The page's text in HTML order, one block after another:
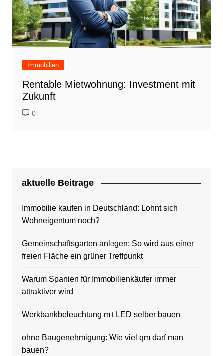
Immobilien
Rentable Mietwohnung: Investment mit
Zukunft
0
aktuelle Beitrage
Immobilie kaufen in Deutschland: Lohnt sich
Wohneigentum noch?
Gemeinschaftsgarten anlegen: So wird aus einer
freien Fläche ein grüner Treffpunkt
Warum Spanien für Immobilienkäufer immer
attraktiver wird
Werkbankbeleuchtung mit LED selber bauen
ohne Baugenehmigung: Wie viel qm darf man
bauen?